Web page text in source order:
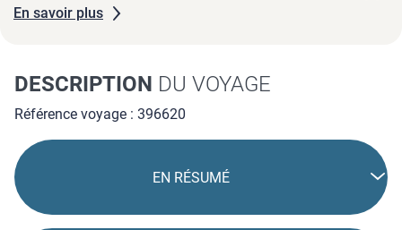
C'est une destination prisée pour la plongée sous-marine,
En savoir plus
DESCRIPTION DU VOYAGE
Référence voyage : 396620
EN RÉSUMÉ